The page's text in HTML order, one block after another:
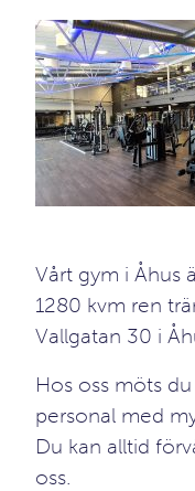
Vårt gym i Åhus
1280 kvm ren
Vallgatan 30 i
Hos oss möts
personal med
Du kan alltid
oss.